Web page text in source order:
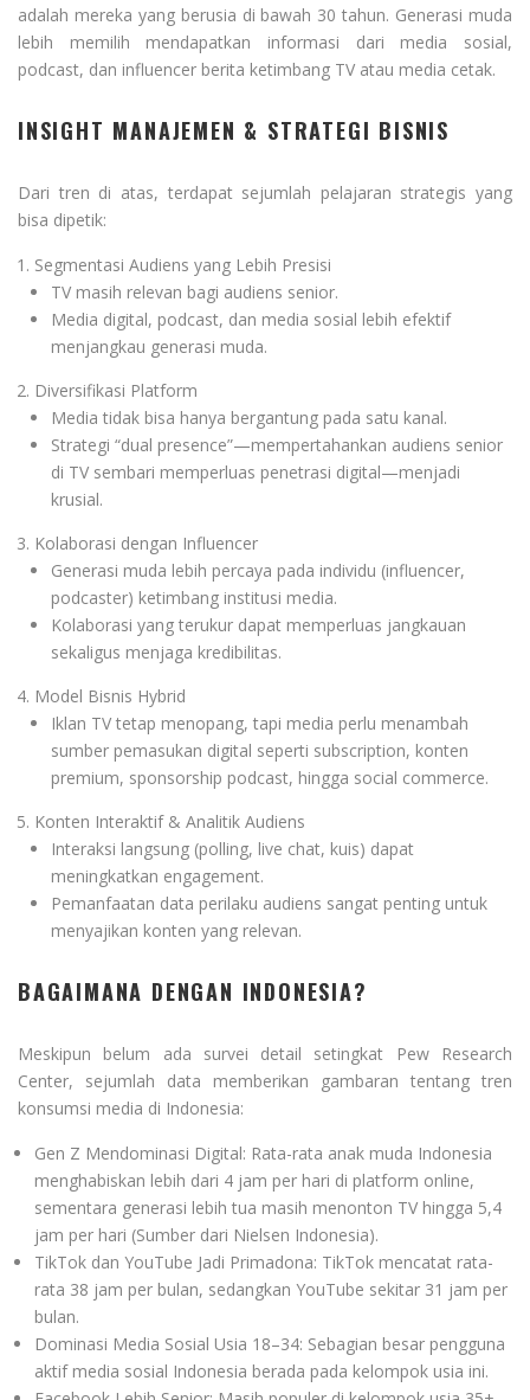
adalah mereka yang berusia di bawah 30 tahun. Generasi muda
lebih memilih mendapatkan informasi dari media sosial,
podcast, dan influencer berita ketimbang TV atau media cetak.
INSIGHT MANAJEMEN & STRATEGI BISNIS
Dari tren di atas, terdapat sejumlah pelajaran strategis yang
bisa dipetik:
Segmentasi Audiens yang Lebih Presisi
TV masih relevan bagi audiens senior.
Media digital, podcast, dan media sosial lebih efektif
menjangkau generasi muda.
Diversifikasi Platform
Media tidak bisa hanya bergantung pada satu kanal.
Strategi “dual presence”—mempertahankan audiens senior
di TV sembari memperluas penetrasi digital—menjadi
krusial.
Kolaborasi dengan Influencer
Generasi muda lebih percaya pada individu (influencer,
podcaster) ketimbang institusi media.
Kolaborasi yang terukur dapat memperluas jangkauan
sekaligus menjaga kredibilitas.
Model Bisnis Hybrid
Iklan TV tetap menopang, tapi media perlu menambah
sumber pemasukan digital seperti subscription, konten
premium, sponsorship podcast, hingga social commerce.
Konten Interaktif & Analitik Audiens
Interaksi langsung (polling, live chat, kuis) dapat
meningkatkan engagement.
Pemanfaatan data perilaku audiens sangat penting untuk
menyajikan konten yang relevan.
BAGAIMANA DENGAN INDONESIA?
Meskipun belum ada survei detail setingkat Pew Research
Center, sejumlah data memberikan gambaran tentang tren
konsumsi media di Indonesia:
Gen Z Mendominasi Digital: Rata-rata anak muda Indonesia
menghabiskan lebih dari 4 jam per hari di platform online,
sementara generasi lebih tua masih menonton TV hingga 5,4
jam per hari (Sumber dari Nielsen Indonesia).
TikTok dan YouTube Jadi Primadona: TikTok mencatat rata-
rata 38 jam per bulan, sedangkan YouTube sekitar 31 jam per
bulan.
Dominasi Media Sosial Usia 18–34: Sebagian besar pengguna
aktif media sosial Indonesia berada pada kelompok usia ini.